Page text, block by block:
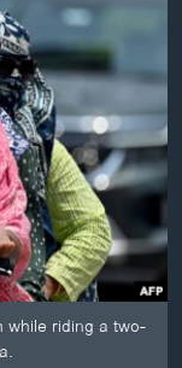
while riding a two-